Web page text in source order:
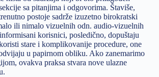
sa pitanjima i odgovorima. Štaviše,
postoje sadrže izuzetno birokratski
ili nimalo vizuelnih odn. audio-vizuelnih
korisnici, posledično, dopuštaju
stare i komplikovanije procedure, one
u papirnom obliku. Ako zanemarimo
ovakva praksa stvara nove ulazne